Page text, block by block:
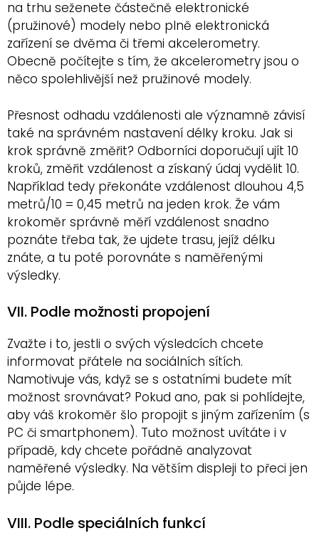
na trhu seženete částečně elektronické
(pružinové) modely nebo plně elektronická
zařízení se dvěma či třemi akcelerometry.
Obecně počítejte s tím, že akcelerometry jsou o
něco spolehlivější než pružinové modely.
Přesnost odhadu vzdálenosti ale významně závisí
také na správném nastavení délky kroku. Jak si
krok správně změřit? Odborníci doporučují ujít 10
kroků, změřit vzdálenost a získaný údaj vydělit 10.
Například tedy překonáte vzdálenost dlouhou 4,5
metrů/10 = 0,45 metrů na jeden krok. Že vám
krokoměr správně měří vzdálenost snadno
poznáte třeba tak, že ujdete trasu, jejíž délku
znáte, a tu poté porovnáte s naměřenými
výsledky.
VII. Podle možnosti propojení
Zvažte i to, jestli o svých výsledcích chcete
informovat přátele na sociálních sítích.
Namotivuje vás, když se s ostatními budete mít
možnost srovnávat? Pokud ano, pak si pohlídejte,
aby váš krokoměr šlo propojit s jiným zařízením (s
PC či smartphonem). Tuto možnost uvítáte i v
případě, kdy chcete pořádně analyzovat
naměřené výsledky. Na větším displeji to přeci jen
půjde lépe.
VIII. Podle speciálních funkcí